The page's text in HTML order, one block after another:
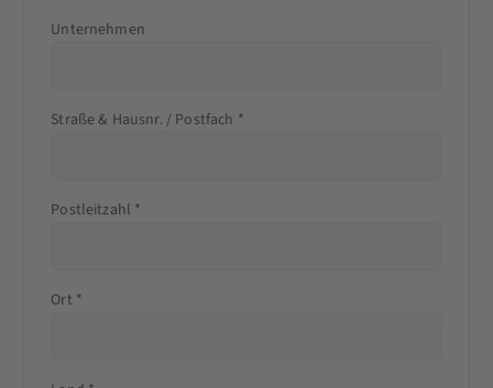
Unternehmen
Straße & Hausnr. / Postfach *
Postleitzahl *
Ort *